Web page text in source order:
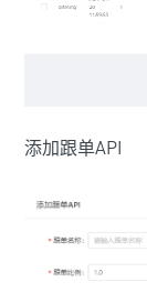
添加跟单API